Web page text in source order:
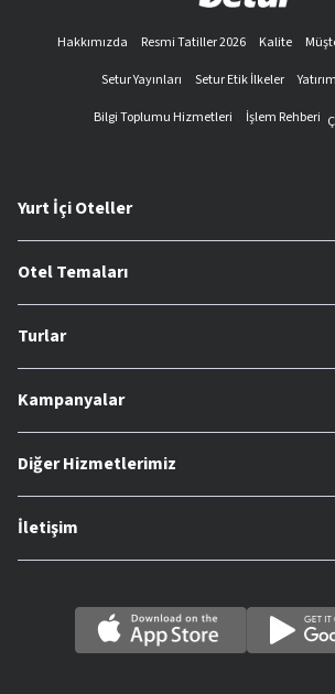
Hakkımızda Resmi Tatiller 2026 Kalite
Setur Yayınları
Setur Etik İlkeler
Bilgi Toplumu Hizmetleri
İşlem Rehberi
Yurt İçi Oteller
Otel Temaları
Turlar
Kampanyalar
Diğer Hizmetlerimiz
İletişim